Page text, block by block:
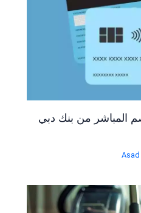
المباشر من بنك دبي
Asad